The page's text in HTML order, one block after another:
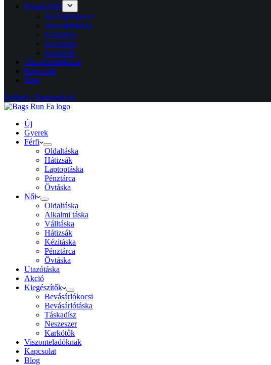
Kiegészítők
Bevásárlókocsi
Bevásárlótáska
Táskadísz
Neszeszer
Karkötők
Viszonteladóknak
Kapcsolat
Blog
Belépés / Regisztráció
Új
Gyerek
Férfi
Oldaltáska
Hátizsák
Laptoptáska
Pénztárca
Övtáska
Női
Oldaltáska
Alkalmi táska
Válltáska
Hátizsák
Kézitáska
Pénztárca
Övtáska
Utazótáska
Akció
Kiegészítők
Bevásárlókocsi
Bevásárlótáska
Táskadísz
Neszeszer
Karkötők
Viszonteladóknak
Kapcsolat
Blog